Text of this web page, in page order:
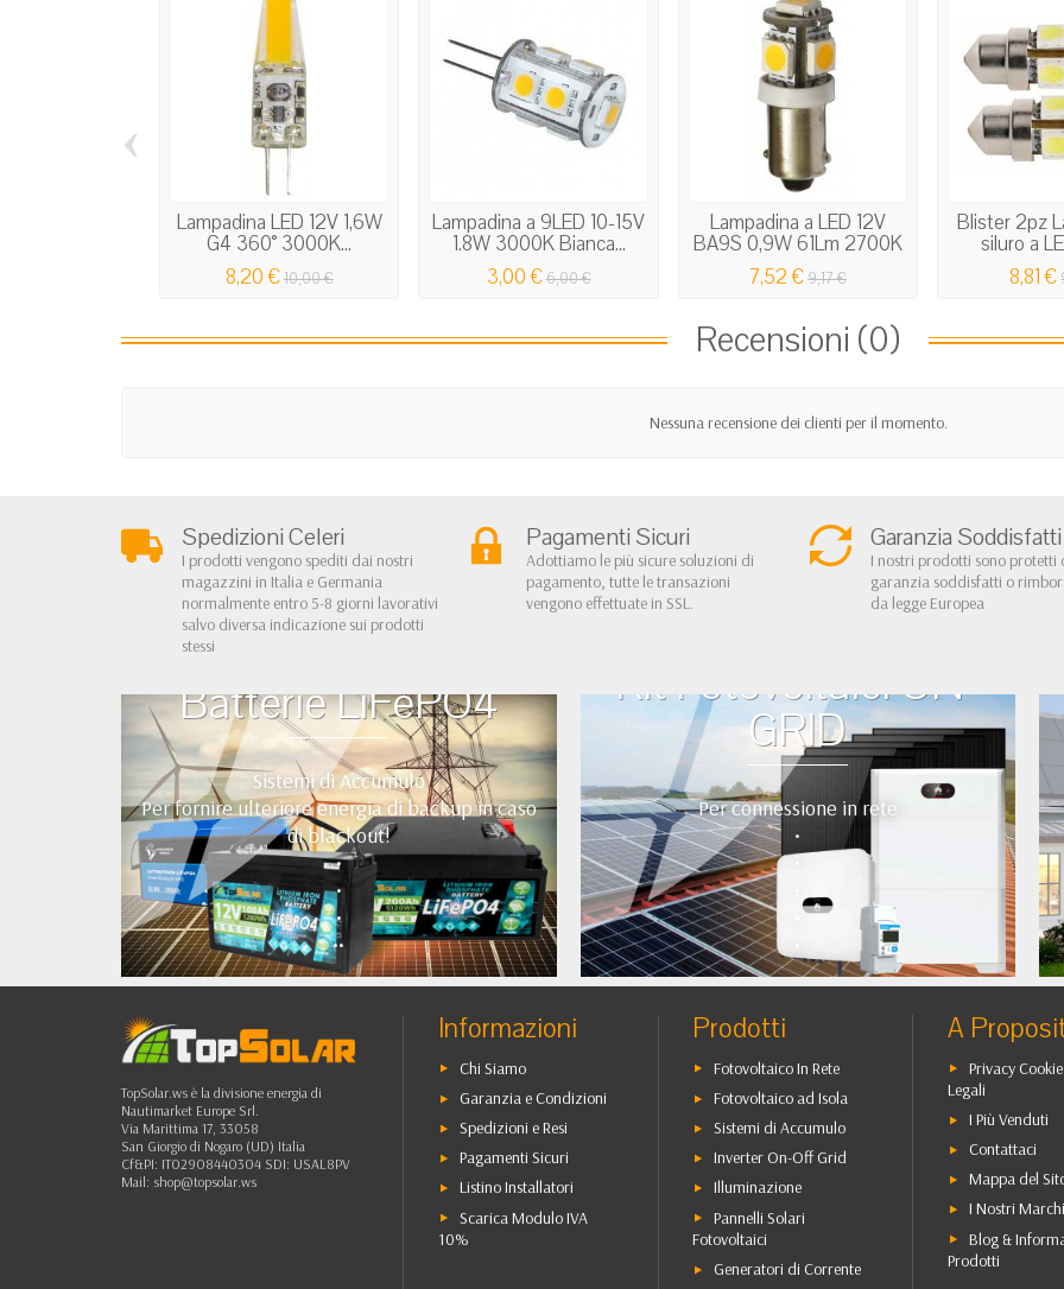
Lampadina LED 12V 1,6W
G4 360° 3000K...
8,20 €10,00 €
Lampadina a 9LED 10-15V
1.8W 3000K Bianca...
3,00 €6,00 €
Lampadina a LED 12V
BA9S 0,9W 61Lm 2700K
7,52 €9,17 €
Blister 2pz
siluro a
8,81 €
‹
Recensioni (0)
Nessuna recensione dei clienti per il momento.
Spedizioni Celeri
I prodotti vengono spediti dai nostri
magazzini in Italia e Germania
normalmente entro 5-8 giorni lavorativi
salvo diversa indicazione sui prodotti
stessi
Pagamenti Sicuri
Adottiamo le più sicure soluzioni di
pagamento, tutte le transazioni
vengono effettuate in SSL.
Garanzia Soddisfatti
I nostri prodotti sono protetti
garanzia soddisfatti o
da legge Europea
Batterie LiFePO4
Sistemi di Accumulo
Per fornire ulteriore energia di backup in caso
di blackout!
•
•
•
••
Kit Fotovoltaici ON-
GRID
Per connessione in rete
•
•
•
TopSolar.ws è la divisione energia di
Nautimarket Europe Srl.
Via Marittima 17, 33058
San Giorgio di Nogaro (UD) Italia
Cf&PI: IT02908440304 SDI: USAL8PV
Mail: shop@topsolar.ws
Informazioni
Chi Siamo
Garanzia e Condizioni
Spedizioni e Resi
Pagamenti Sicuri
Listino Installatori
Scarica Modulo IVA
10%
Prodotti
Fotovoltaico In Rete
Fotovoltaico ad Isola
Sistemi di Accumulo
Inverter On-Off Grid
Illuminazione
Pannelli Solari
Fotovoltaici
Generatori di Corrente
A
Privacy
Legali
I Più Venduti
Contattaci
Mappa del
I Nostri Marchi
Blog &
Prodotti